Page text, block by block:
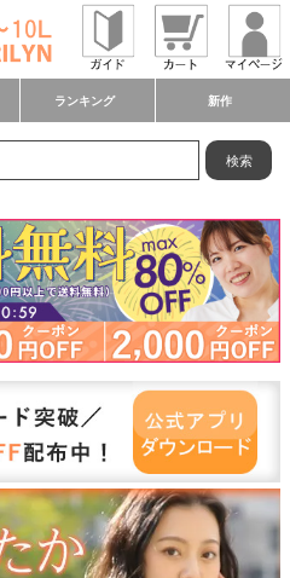
ランキング 新作
検索